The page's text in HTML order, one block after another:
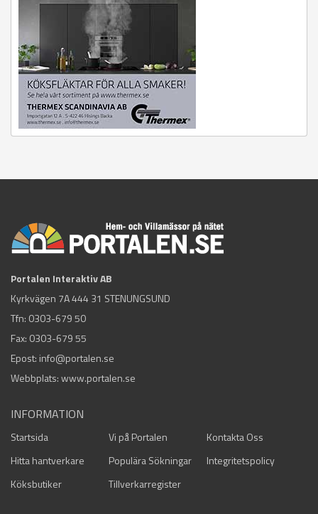
Portalen Interaktiv AB
Kyrkvägen 7A 444 31 STENUNGSUND
Tfn: 0303-679 50
Fax: 0303-679 55
Epost: info@portalen.se
Webbplats: www.portalen.se
INFORMATION
Startsida Vi på Portalen
Kontakta Oss
Hitta hantverkare
Populära Sökningar
Integritetspolicy
Köksbutiker
Tillverkarregister